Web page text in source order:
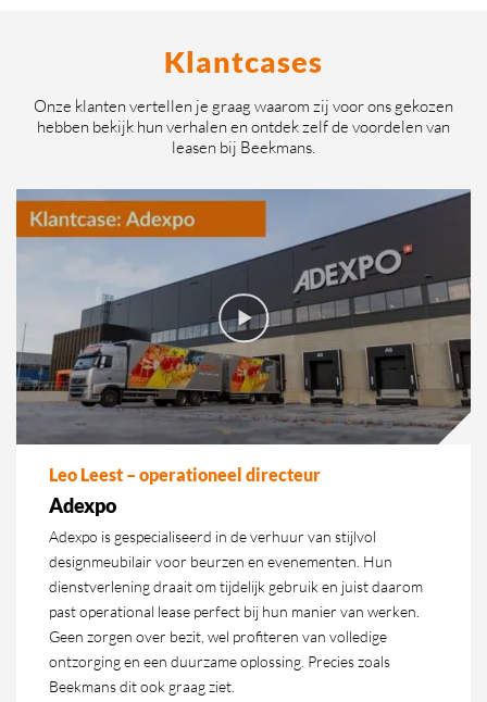
Klantcases
Onze klanten vertellen je graag waarom zij voor ons gekozen
hebben bekijk hun verhalen en ontdek zelf de voordelen van
leasen bij Beekmans.
Leo Leest – operationeel directeur
Adexpo
Adexpo is gespecialiseerd in de verhuur van stijlvol
designmeubilair voor beurzen en evenementen. Hun
dienstverlening draait om tijdelijk gebruik en juist daarom
past operational lease perfect bij hun manier van werken.
Geen zorgen over bezit, wel profiteren van volledige
ontzorging en een duurzame oplossing. Precies zoals
Beekmans dit ook graag ziet.